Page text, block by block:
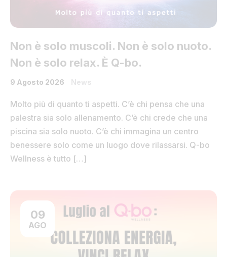
Non è solo muscoli. Non è solo nuoto.
Non è solo relax. È Q-bo.
9 Agosto 2026 News
Molto più di quanto ti aspetti. C’è chi pensa che una
palestra sia solo allenamento. C’è chi crede che una
piscina sia solo nuoto. C’è chi immagina un centro
benessere solo come un luogo dove rilassarsi. Q-bo
Wellness è tutto […]
09
AGO